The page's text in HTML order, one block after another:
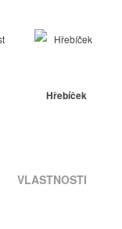
Hřebíček
VLASTNOSTI